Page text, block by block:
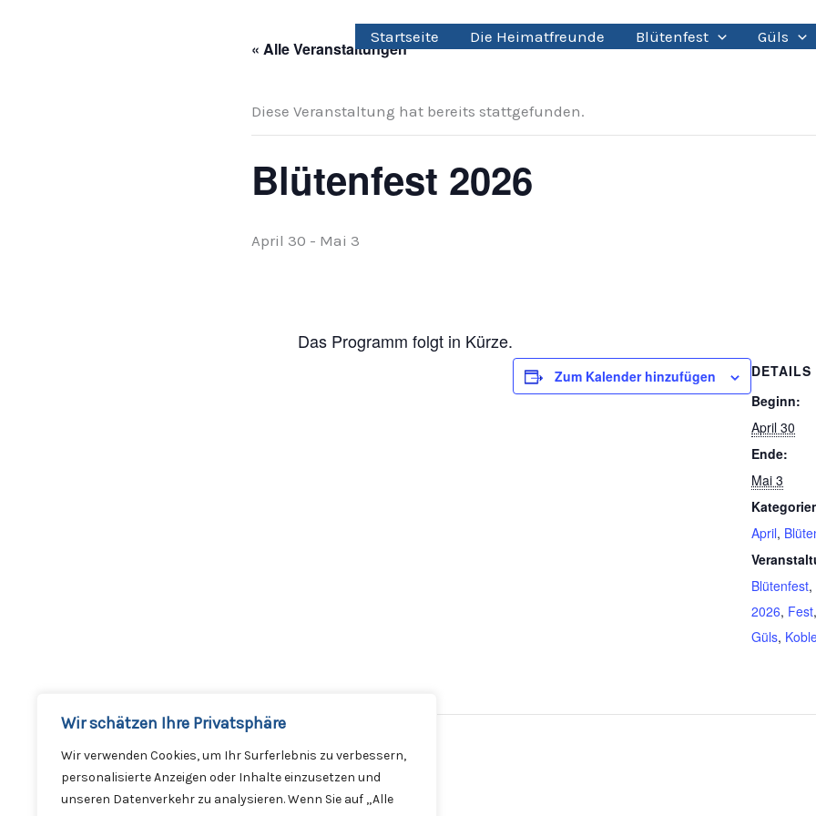
Wir schätzen Ihre Privatsphäre
Wir verwenden Cookies, um Ihr Surferlebnis zu verbessern,
personalisierte Anzeigen oder Inhalte einzusetzen und
unseren Datenverkehr zu analysieren. Wenn Sie auf „Alle
Startseite Die Heimatfreunde Blütenfest Güls
« Alle Veranstaltungen
Diese Veranstaltung hat bereits stattgefunden.
Blütenfest 2026
April 30 - Mai 3
Das Programm folgt in Kürze.
Zum Kalender hinzufügen
DETAILS
Beginn:
April 30
Ende:
Mai 3
April,
Blütenfest,
2026, Fest,
Güls,
Dreck-Weg-Tag